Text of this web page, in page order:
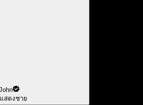
สดงชาย